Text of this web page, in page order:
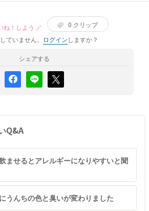
ね！しよう ／ 0 クリップ
ていません。
ログインしますか？
シェアする
Q&A
ませるとアレルギーになりやすいと聞
うんちの色と臭いが変わりました